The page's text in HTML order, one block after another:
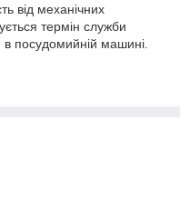
від механічних
термін служби
посудомийній машині.